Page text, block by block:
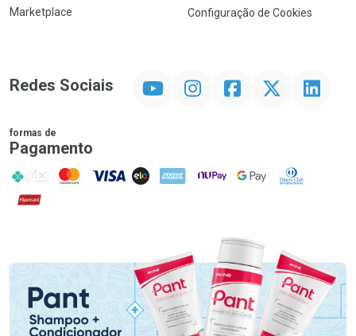
Marketplace
Configuração de Cookies
Redes Sociais InstagramFacebookTwitter Linkedin
formas de
Pagamento
PIX MasterCard
VISA ELO AMEX NuPay Google PayDiners Club
Hipercard
Promoção em Destaque